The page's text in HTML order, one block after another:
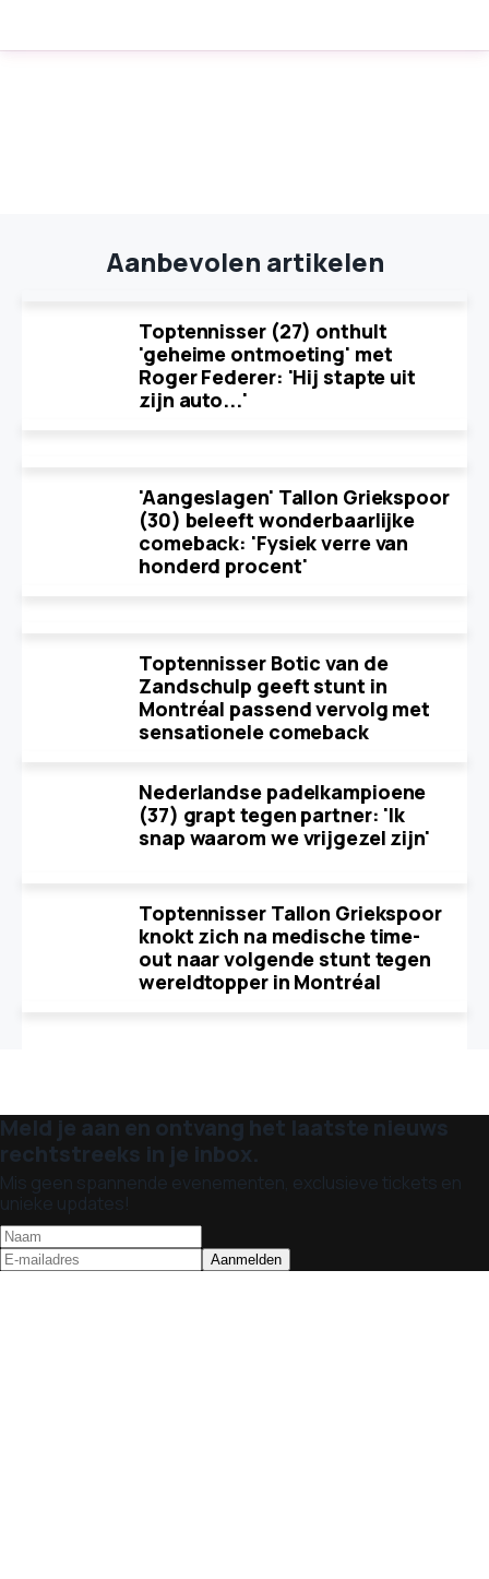
Aanbevolen artikelen
Toptennisser (27) onthult
'geheime ontmoeting' met
Roger Federer: 'Hij stapte uit
zijn auto...'
'Aangeslagen' Tallon Griekspoor
(30) beleeft wonderbaarlijke
comeback: 'Fysiek verre van
honderd procent'
Toptennisser Botic van de
Zandschulp geeft stunt in
Montréal passend vervolg met
sensationele comeback
Nederlandse padelkampioene
(37) grapt tegen partner: 'Ik
snap waarom we vrijgezel zijn'
Toptennisser Tallon Griekspoor
knokt zich na medische time-
out naar volgende stunt tegen
wereldtopper in Montréal
Meld je aan en ontvang het laatste nieuws
rechtstreeks in je inbox.
Mis geen spannende evenementen, exclusieve tickets en
unieke updates!